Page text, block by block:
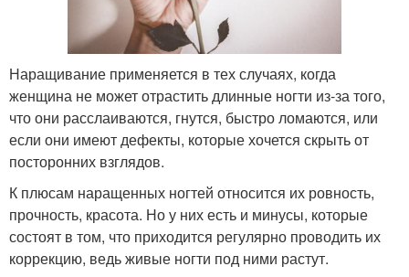
Наращивание применяется в тех случаях, когда
женщина не может отрастить длинные ногти из-за того,
что они расслаиваются, гнутся, быстро ломаются, или
если они имеют дефекты, которые хочется скрыть от
посторонних взглядов.
К плюсам наращенных ногтей относится их ровность,
прочность, красота. Но у них есть и минусы, которые
состоят в том, что приходится регулярно проводить их
коррекцию, ведь живые ногти под ними растут.